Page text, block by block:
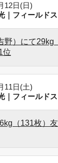
12日(日)
｜フィールド
野）にて29kg
位
11日(土)
｜フィールド
（131枚）